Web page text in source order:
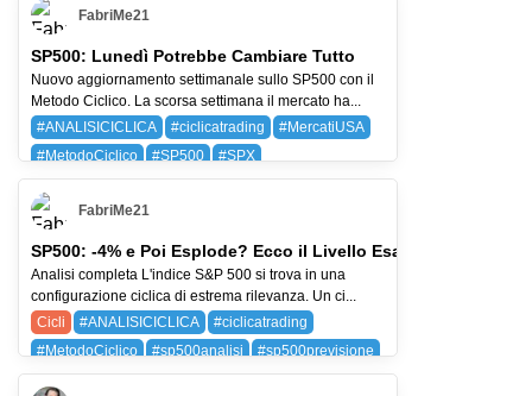
FabriMe21
SP500: Lunedì Potrebbe Cambiare Tutto
Nuovo aggiornamento settimanale sullo SP500 con il
Metodo Ciclico. La scorsa settimana il mercato ha...
#ANALISICICLICA
#ciclicatrading
#MercatiUSA
#MetodoCiclico
#SP500
#SPX
BAYG (BAYER AG)
SPX (SP 500)
FabriMe21
SP500: -4% e Poi Esplode? Ecco il Livello Esatto
Analisi completa L'indice S&P 500 si trova in una
configurazione ciclica di estrema rilevanza. Un ci...
Cicli
#ANALISICICLICA
#ciclicatrading
#MetodoCiclico
#sp500analisi
#sp500previsione
SPX (SP 500)